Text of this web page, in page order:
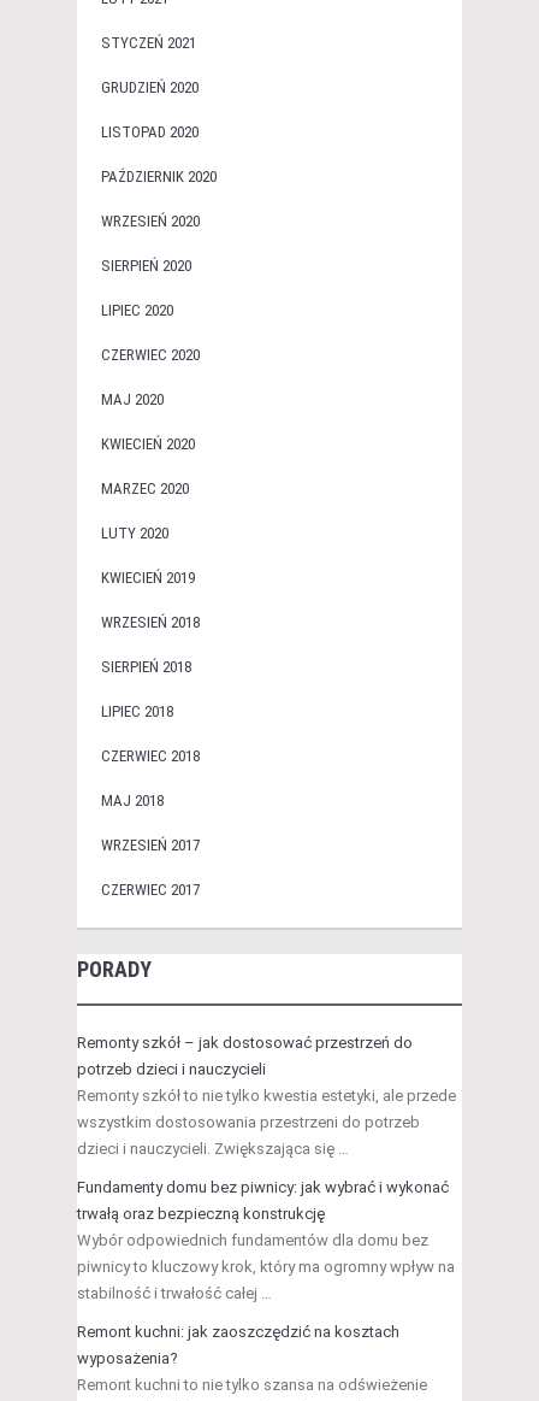
STYCZEŃ 2021
GRUDZIEŃ 2020
LISTOPAD 2020
PAŹDZIERNIK 2020
WRZESIEŃ 2020
SIERPIEŃ 2020
LIPIEC 2020
CZERWIEC 2020
MAJ 2020
KWIECIEŃ 2020
MARZEC 2020
LUTY 2020
KWIECIEŃ 2019
WRZESIEŃ 2018
SIERPIEŃ 2018
LIPIEC 2018
CZERWIEC 2018
MAJ 2018
WRZESIEŃ 2017
CZERWIEC 2017
PORADY
Remonty szkół – jak dostosować przestrzeń do
potrzeb dzieci i nauczycieli
Remonty szkół to nie tylko kwestia estetyki, ale przede
wszystkim dostosowania przestrzeni do potrzeb
dzieci i nauczycieli. Zwiększająca się …
Fundamenty domu bez piwnicy: jak wybrać i wykonać
trwałą oraz bezpieczną konstrukcję
Wybór odpowiednich fundamentów dla domu bez
piwnicy to kluczowy krok, który ma ogromny wpływ na
stabilność i trwałość całej …
Remont kuchni: jak zaoszczędzić na kosztach
wyposażenia?
Remont kuchni to nie tylko szansa na odświeżenie